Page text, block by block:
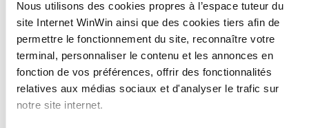
Nous utilisons des cookies propres à l’espace tuteur du
site Internet WinWin ainsi que des cookies tiers afin de
permettre le fonctionnement du site, reconnaître votre
terminal, personnaliser le contenu et les annonces en
fonction de vos préférences, offrir des fonctionnalités
relatives aux médias sociaux et d'analyser le trafic sur
notre site internet.
d'entretien de même que sa mise en
œuvre d'une manière correcte à au
moins 60%.